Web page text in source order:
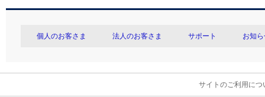
個人のお客さま 法人のお客さま サポート お知
サイトのご利用につ